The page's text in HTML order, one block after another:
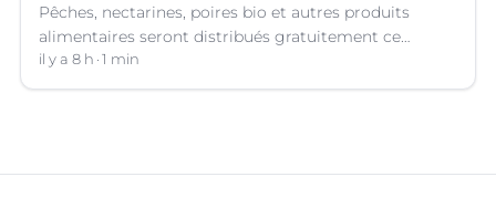
Pêches, nectarines, poires bio et autres produits
alimentaires seront distribués gratuitement ce
vendredi 7 août par les bénévoles de la Table Ouverte
à Nîmes (Gard).
il y a 8 h 1 min